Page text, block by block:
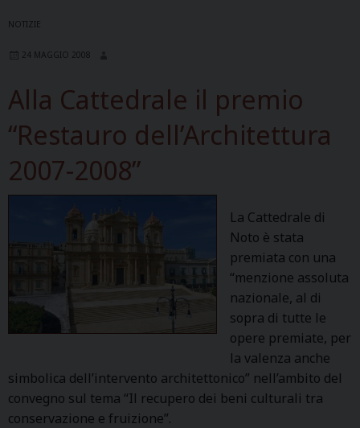
NOTIZIE
24 MAGGIO 2008
Alla Cattedrale il premio
“Restauro dell’Architettura
2007-2008”
La Cattedrale di
Noto è stata
premiata con una
“menzione assoluta
nazionale, al di
sopra di tutte le
opere premiate, per
la valenza anche
simbolica dell’intervento architettonico” nell’ambito del
convegno sul tema “Il recupero dei beni culturali tra
conservazione e fruizione”.